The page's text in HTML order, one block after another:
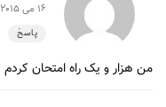
16 می 2015 در 7:53 ق.ظ
پاسخ
من هزار و یک راه امتحان